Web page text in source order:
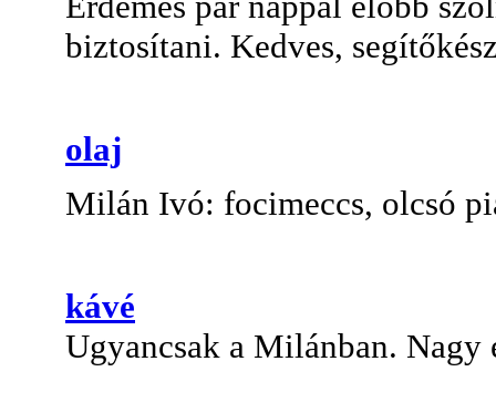
biztosítani. Kedves,
olaj
Milán Ivó: focimeccs, olcsó
kávé
Ugyancsak a Milánban.